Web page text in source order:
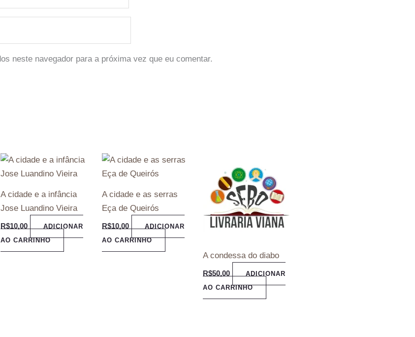
neste navegador para a próxima vez que eu comentar.
A cidade e a infância
Jose Luandino Vieira
R$10,00
ADICIONAR
AO CARRINHO
A cidade e as serras
Eça de Queirós
R$10,00
ADICIONAR
AO CARRINHO
A condessa do diabo
R$50,00
ADICIONAR
AO CARRINHO